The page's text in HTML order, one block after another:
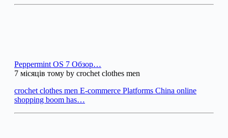
Peppermint OS 7 Обзор…
7 місяців тому by crochet clothes men
crochet clothes men E-commerce Platforms China online
shopping boom has…